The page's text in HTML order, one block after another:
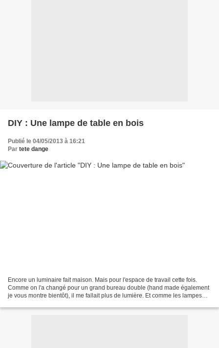
DIY : Une lampe de table en bois
Publié le 04/05/2013 à 16:21
Par tete dange
Encore un luminaire fait maison. Mais pour l'espace de travail cette fois.
Comme on l'a changé pour un grand bureau double (hand made également
je vous montre bientôt), il me fallait plus de lumière. Et comme les lampes